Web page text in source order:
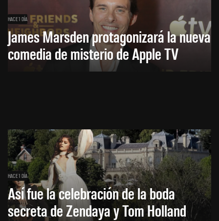
HACE 1 DÍA
James Marsden protagonizará la nueva
comedia de misterio de Apple TV
HACE 1 DÍA
Así fue la celebración de la boda
secreta de Zendaya y Tom Holland